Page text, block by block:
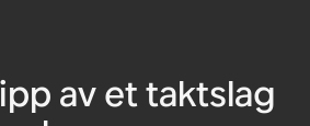
av et taktslag